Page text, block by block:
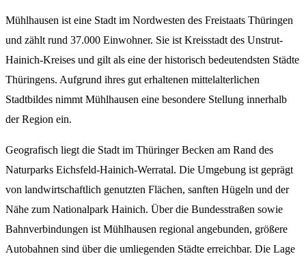
Mühlhausen ist eine Stadt im Nordwesten des Freistaats Thüringen
und zählt rund 37.000 Einwohner. Sie ist Kreisstadt des Unstrut-
Hainich-Kreises und gilt als eine der historisch bedeutendsten Städte
Thüringens. Aufgrund ihres gut erhaltenen mittelalterlichen
Stadtbildes nimmt Mühlhausen eine besondere Stellung innerhalb
der Region ein.
Geografisch liegt die Stadt im Thüringer Becken am Rand des
Naturparks Eichsfeld-Hainich-Werratal. Die Umgebung ist geprägt
von landwirtschaftlich genutzten Flächen, sanften Hügeln und der
Nähe zum Nationalpark Hainich. Über die Bundesstraßen sowie
Bahnverbindungen ist Mühlhausen regional angebunden, größere
Autobahnen sind über die umliegenden Städte erreichbar. Die Lage